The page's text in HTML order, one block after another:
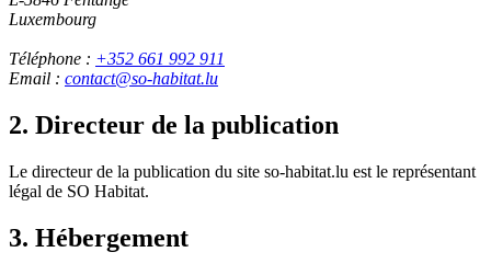
Luxembourg
Téléphone : +352 661 992 911
Email : contact@so-habitat.lu
2. Directeur de la publication
Le directeur de la publication du site so-habitat.lu est le représentant
légal de SO Habitat.
3. Hébergement